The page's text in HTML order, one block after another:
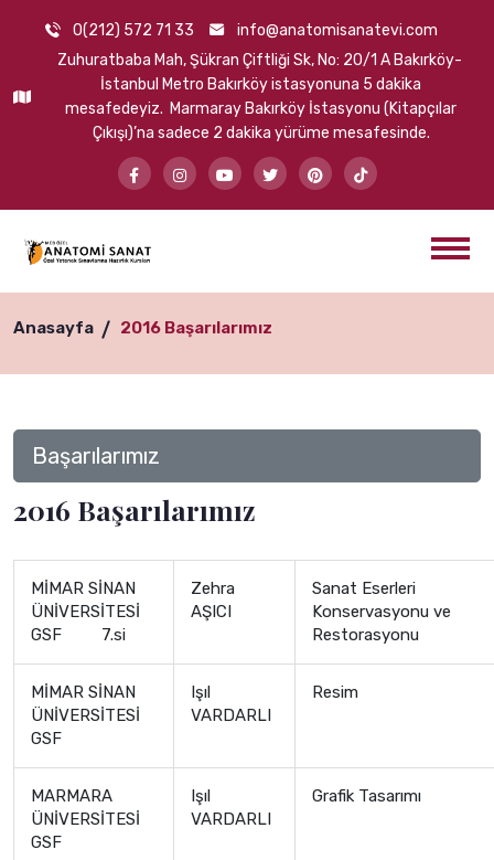
0(212) 572 71 33
info@anatomisanatevi.com
Zuhuratbaba Mah, Şükran Çiftliği Sk, No: 20/1 A Bakırköy-
İstanbul Metro Bakırköy istasyonuna 5 dakika
mesafedeyiz. Marmaray Bakırköy İstasyonu (Kitapçılar
Çıkışı)’na sadece 2 dakika yürüme mesafesinde.
Anasayfa 2016 Başarılarımız
Başarılarımız
2016 Başarılarımız
MİMAR SİNAN
ÜNİVERSİTESİ
GSF 7.si
Zehra
AŞICI
Sanat Eserleri
Konservasyonu ve
Restorasyonu
MİMAR SİNAN
ÜNİVERSİTESİ
GSF
Işıl
VARDARLI
Resim
MARMARA
ÜNİVERSİTESİ
GSF
Işıl
VARDARLI
Grafik Tasarımı